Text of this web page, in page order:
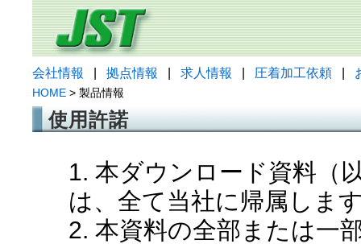
会社情報 拠点情報 求人情報 圧着加工依頼
HOME > 製品情報
使用許諾
1. 本ダウンロード資料（
は、全て当社に帰属しま
2. 本資料の全部または一